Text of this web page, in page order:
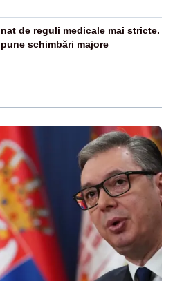
de reguli medicale mai stricte.
schimbări majore